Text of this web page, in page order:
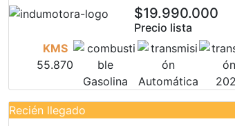
$19.990.000
Precio lista
KMS
55.870
Gasolina
Automática
Recién llegado